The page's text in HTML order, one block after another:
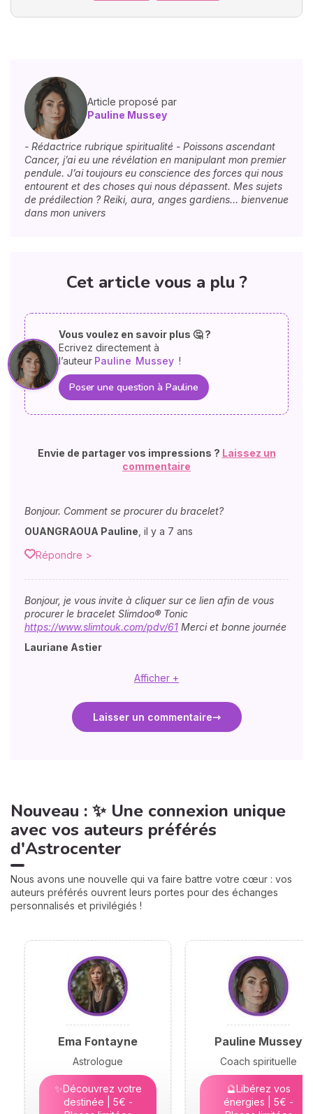
Article proposé par
Pauline Mussey
- Rédactrice rubrique spiritualité - Poissons ascendant
Cancer, j’ai eu une révélation en manipulant mon premier
pendule. J’ai toujours eu conscience des forces qui nous
entourent et des choses qui nous dépassent. Mes sujets
de prédilection ? Reiki, aura, anges gardiens… bienvenue
dans mon univers
Cet article vous a plu ?
Vous voulez en savoir plus 🤔 ?
Ecrivez directement à
l’auteur Pauline Mussey !
Poser une question à Pauline
Envie de partager vos impressions ? Laissez un
commentaire
Bonjour. Comment se procurer du bracelet?
OUANGRAOUA Pauline, il y a 7 ans
Répondre >
Bonjour, je vous invite à cliquer sur ce lien afin de vous
procurer le bracelet Slimdoo® Tonic
https://www.slimtouk.com/pdv/61 Merci et bonne journée
Lauriane Astier
Afficher +
Laisser un commentaire
Nouveau : ✨ Une connexion unique
avec vos auteurs préférés
d'Astrocenter
Nous avons une nouvelle qui va faire battre votre cœur : vos
auteurs préférés ouvrent leurs portes pour des échanges
personnalisés et privilégiés !
Ema Fontayne
Astrologue
✨Découvrez votre
destinée | 5€ -
Pauline Mussey
Coach spirituelle
🔮Libérez vos
énergies | 5€ -